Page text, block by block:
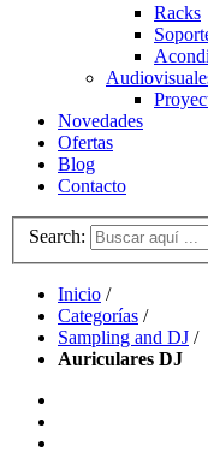
Racks
Novedades
Ofertas
Blog
Contacto
Search:
Inicio /
Categorías /
Sampling and DJ /
Auriculares DJ